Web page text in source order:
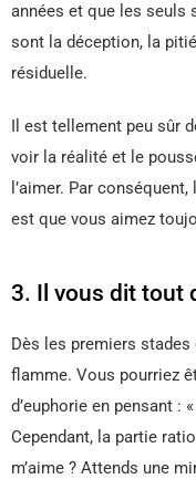
années et que les seuls
sont la déception, la
résiduelle.
Il est tellement peu sûr
voir la réalité et le
l’aimer. Par
est que vous aimez
3. Il vous dit tout
Dès les premiers
flamme. Vous pourriez
d’euphorie en pensant :
Cependant, la partie
m’aime ? Attends une